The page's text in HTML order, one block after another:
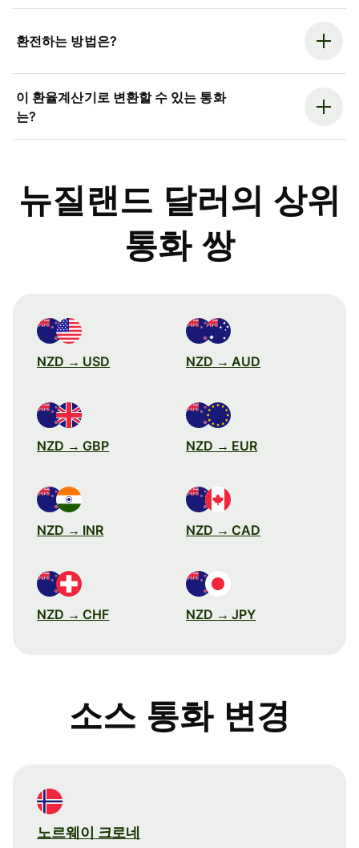
환전하는 방법은?
이 환율계산기로 변환할 수 있는 통화
는?
뉴질랜드 달러의 상위
통화 쌍
NZD → USD NZD → AUD
NZD → GBP NZD → EUR
NZD → INR NZD → CAD
NZD → CHF NZD → JPY
소스 통화 변경
노르웨이 크로네